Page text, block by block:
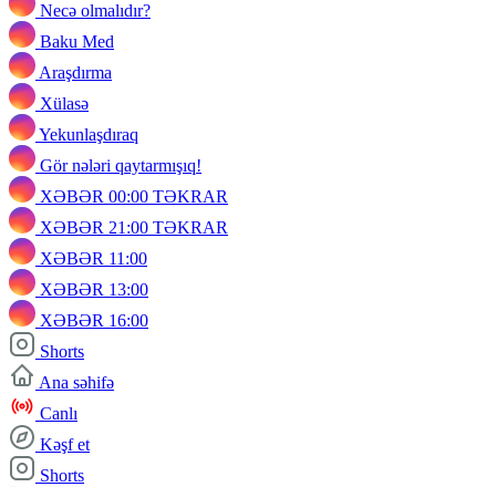
Necə olmalıdır?
Baku Med
Araşdırma
Xülasə
Yekunlaşdıraq
Gör nələri qaytarmışıq!
XƏBƏR 00:00 TƏKRAR
XƏBƏR 21:00 TƏKRAR
XƏBƏR 11:00
XƏBƏR 13:00
XƏBƏR 16:00
Shorts
Ana səhifə
Canlı
Kəşf et
Shorts